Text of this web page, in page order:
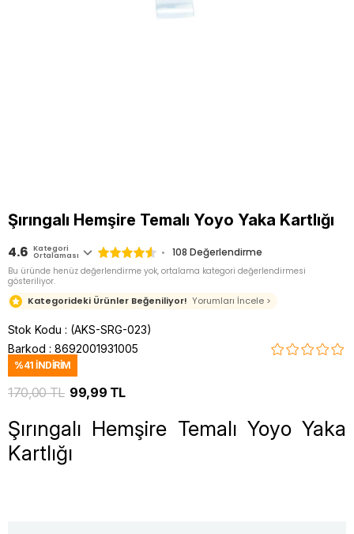
Şırıngalı Hemşire Temalı Yoyo Yaka Kartlığı
4.6 Kategori
Ortalaması 108 Değerlendirme
Bu üründe henüz değerlendirme yok, ortalama kategori değerlendirmesi
gösteriliyor.
Kategorideki Ürünler Beğeniliyor! Yorumları İncele >
Stok Kodu
(AKS-SRG-023)
Barkod : 8692001931005
%41 İNDIRIM
170,00 TL 99,99 TL
Şırıngalı Hemşire Temalı Yoyo Yaka
Kartlığı